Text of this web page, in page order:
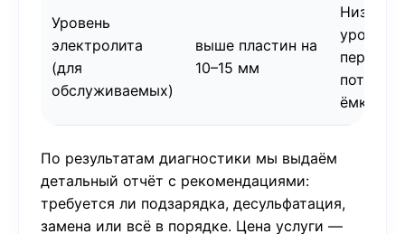
Уровень
электролита
(для
обслуживаемых)
выше пластин на
10–15 мм
Низкий
потеря
ёмкости
По результатам диагностики мы выдаём
детальный отчёт с рекомендациями:
требуется ли подзарядка, десульфатация,
замена или всё в порядке. Цена услуги —